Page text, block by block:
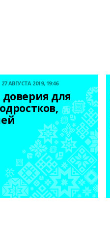
27 АВГУСТА 2019, 19:46
для